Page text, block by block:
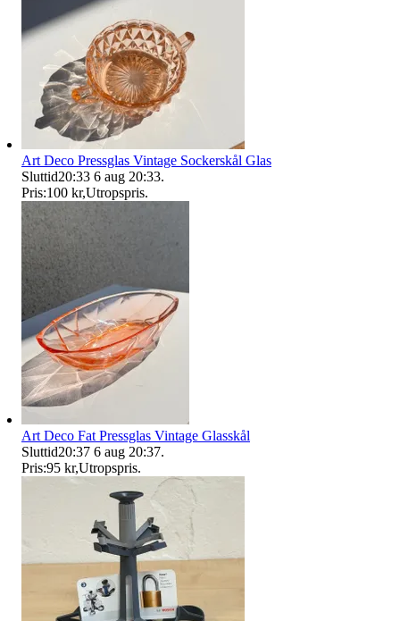
Art Deco Pressglas Vintage Sockerskål Glas
Sluttid20:33 6 aug 20:33.
Pris:100 kr,Utropspris.
Art Deco Fat Pressglas Vintage Glasskål
Sluttid20:37 6 aug 20:37.
Pris:95 kr,Utropspris.